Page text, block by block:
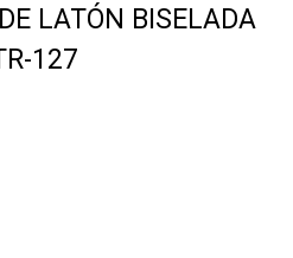
LATÓN BISELADA
127